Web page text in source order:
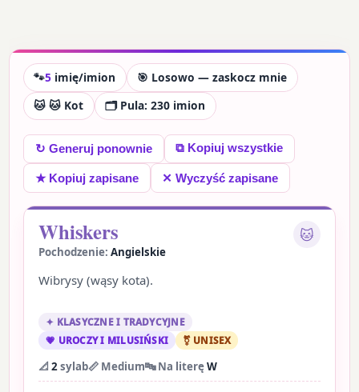
🐾5 imię/imion
🎯 Losowo — zaskocz mnie
🐱 🐱 Kot
🗂 Pula: 230 imion
↻ Generuj ponownie ⧉ Kopiuj wszystkie
★ Kopiuj zapisane ✕ Wyczyść zapisane
Whiskers
Pochodzenie:Angielskie
🐱
Wibrysy (wąsy kota).
✦ KLASYCZNE I TRADYCYJNE
💗 UROCZY I MILUSIŃSKI
⚧ UNISEX
📐2sylab📏 Medium🔤 Na literęW